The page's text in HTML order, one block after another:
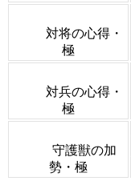
対将の心得・
極
対兵の心得・
極
守護獣の加
勢・極